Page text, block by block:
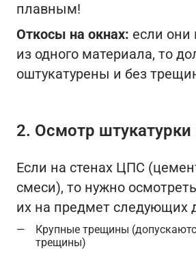
плавным!
Откосы на окнах: если
из одного материала, то
оштукатурены и без
2. Осмотр штукатурки
Если на стенах ЦПС
смеси), то нужно осмотреть
их на предмет следующих
Крупные трещины
трещины)